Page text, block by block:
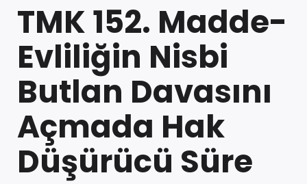
TMK 152. Madde-
Evliliğin Nisbi
Butlan Davasını
Açmada Hak
Düşürücü Süre